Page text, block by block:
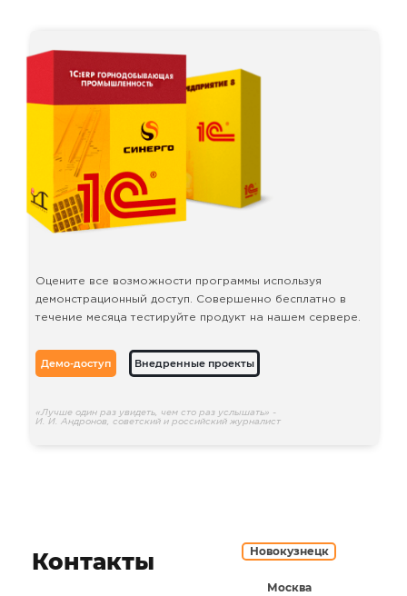
Оцените все возможности программы используя
демонстрационный доступ. Совершенно бесплатно в
течение месяца тестируйте продукт на нашем сервере.
Демо-доступ Внедренные проекты
«Лучше один раз увидеть, чем сто раз услышать» -
И. И. Андронов, советский и российский журналист
Контакты Новокузнецк
Москва